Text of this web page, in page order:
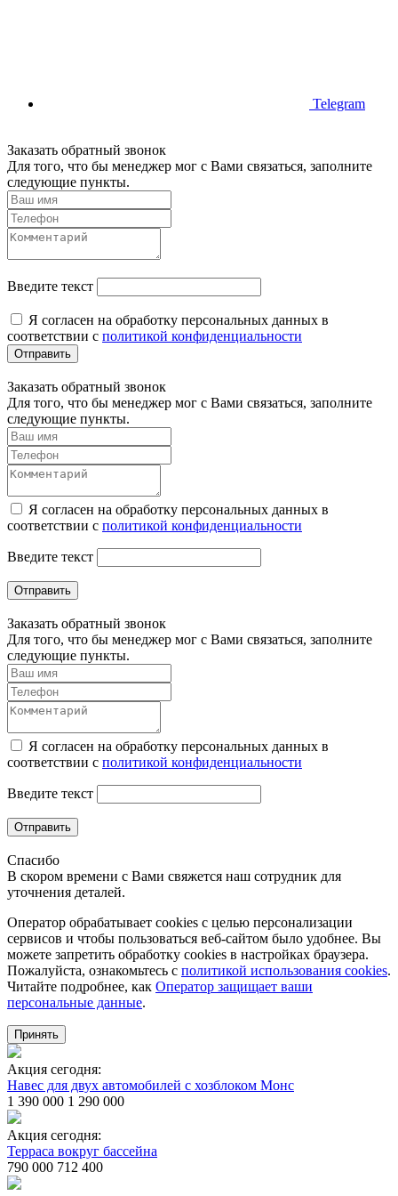
Telegram
Заказать обратный звонок
Для того, что бы менеджер мог с Вами связаться, заполните
следующие пункты.
Введите текст
Я согласен на обработку персональных данных в
соответствии с политикой конфиденциальности
Отправить
Заказать обратный звонок
Для того, что бы менеджер мог с Вами связаться, заполните
следующие пункты.
Я согласен на обработку персональных данных в
соответствии с политикой конфиденциальности
Введите текст
Отправить
Заказать обратный звонок
Для того, что бы менеджер мог с Вами связаться, заполните
следующие пункты.
Я согласен на обработку персональных данных в
соответствии с политикой конфиденциальности
Введите текст
Отправить
Спасибо
В скором времени с Вами свяжется наш сотрудник для
уточнения деталей.
Оператор обрабатывает cookies с целью персонализации
сервисов и чтобы пользоваться веб-сайтом было удобнее. Вы
можете запретить обработку сookies в настройках браузера.
Пожалуйста, ознакомьтесь с политикой использования cookies.
Читайте подробнее, как Оператор защищает ваши
персональные данные.
Принять
Акция сегодня:
Навес для двух автомобилей с хозблоком Монс
1 390 000 1 290 000
Акция сегодня:
Терраса вокруг бассейна
790 000 712 400